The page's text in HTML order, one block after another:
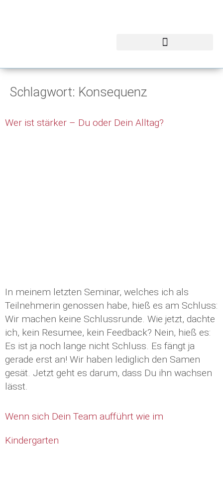
Schlagwort: Konsequenz
Wer ist stärker – Du oder Dein Alltag?
In meinem letzten Seminar, welches ich als
Teilnehmerin genossen habe, hieß es am Schluss:
Wir machen keine Schlussrunde. Wie jetzt, dachte
ich, kein Resumee, kein Feedback? Nein, hieß es:
Es ist ja noch lange nicht Schluss. Es fängt ja
gerade erst an! Wir haben lediglich den Samen
gesät. Jetzt geht es darum, dass Du ihn wachsen
lässt.
Wenn sich Dein Team aufführt wie im
Kindergarten